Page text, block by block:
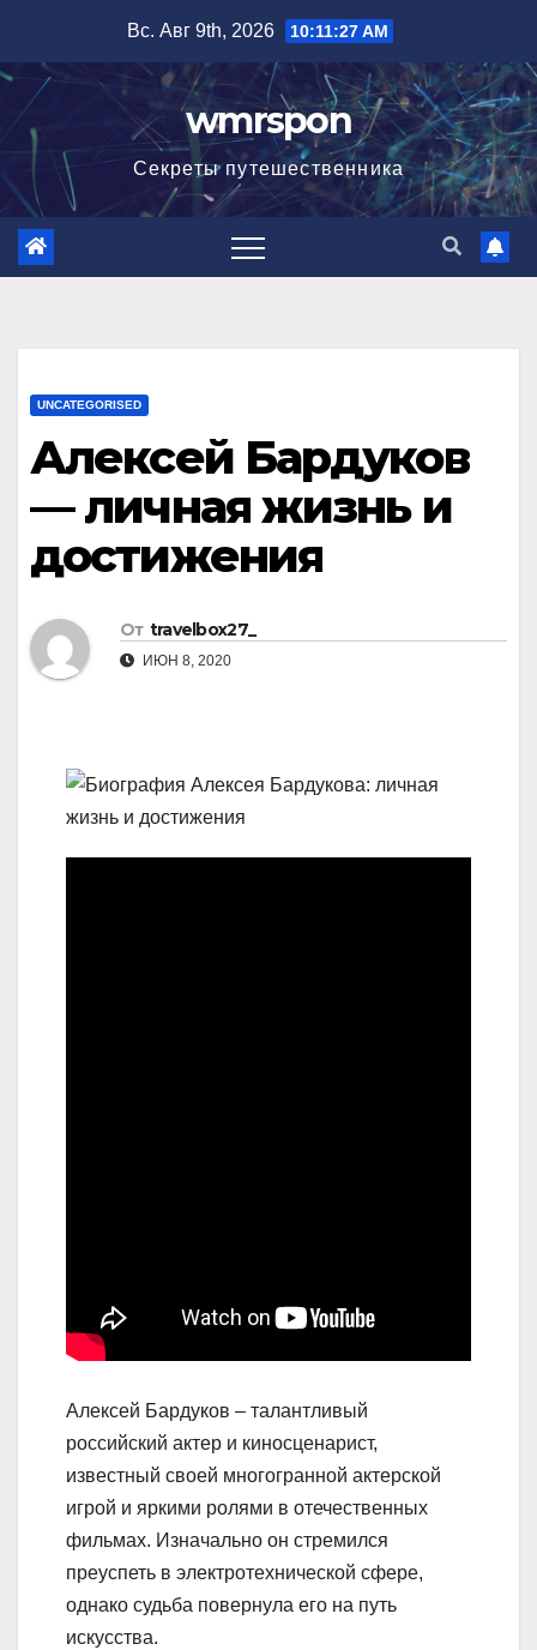
содержимому
Вс. Авг 9th, 2026 10:11:28 AM
wmrspon
Секреты путешественника
UNCATEGORISED
Алексей Бардуков
— личная жизнь и
достижения
От travelbox27_
ИЮН 8, 2020
Алексей Бардуков – талантливый
российский актер и киносценарист,
известный своей многогранной актерской
игрой и яркими ролями в отечественных
фильмах. Изначально он стремился
преуспеть в электротехнической сфере,
однако судьба повернула его на путь
искусства.